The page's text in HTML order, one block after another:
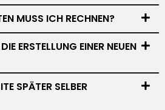
MUSS ICH RECHNEN?
ERSTELLUNG EINER NEUEN
SPÄTER SELBER